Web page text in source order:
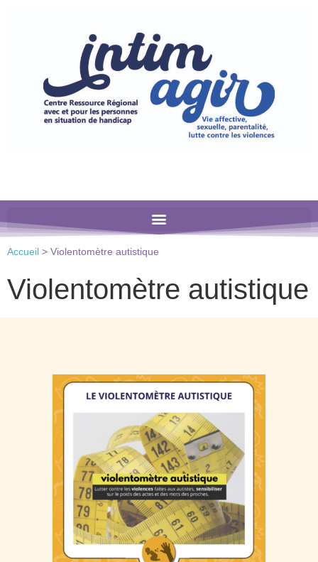
comprend
Accueil > Violentomètre autistique
Violentomètre autistique